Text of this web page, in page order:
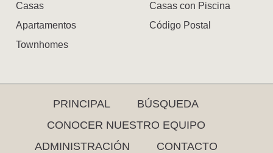
Casas
Apartamentos
Townhomes
Casas con Piscina
Código Postal
PRINCIPAL
BÚSQUEDA
CONOCER NUESTRO EQUIPO
ADMINISTRACIÓN
CONTACTO